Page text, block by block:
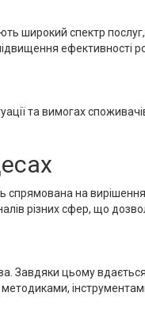
широкий спектр послуг,
ефективності
та вимогах
спрямована на
різних сфер, що
Завдяки цьому
методиками,